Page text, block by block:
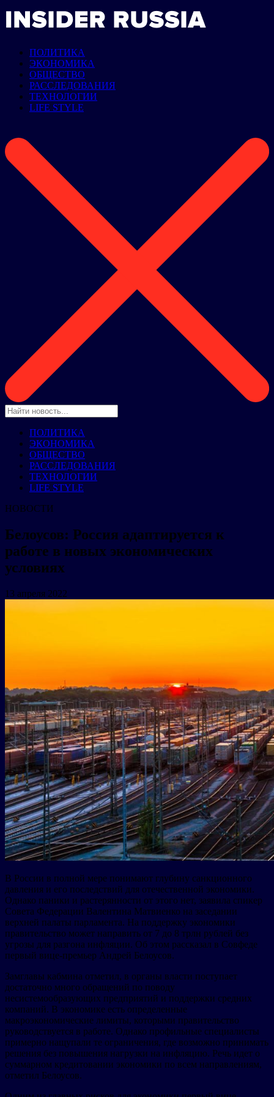
ПОЛИТИКА
ЭКОНОМИКА
ОБЩЕСТВО
РАССЛЕДОВАНИЯ
ТЕХНОЛОГИИ
LIFE STYLE
ПОЛИТИКА
ЭКОНОМИКА
ОБЩЕСТВО
РАССЛЕДОВАНИЯ
ТЕХНОЛОГИИ
LIFE STYLE
НОВОСТИ
Белоусов: Россия адаптируется к
работе в новых экономических
условиях
13 апреля 2022
В России в полной мере понимают глубину санкционного
давления и его последствий для отечественной экономики.
Однако паники и растерянности от этого нет, заявила спикер
Совета Федерации Валентина Матвиенко на заседании
верхней палаты парламента. На поддержку экономики
правительство может направить от 7 до 8 трлн рублей без
угрозы для разгона инфляции. Об этом рассказал в Совфеде
первый вице-премьер Андрей Белоусов.
Замглавы кабмина отметил, в органы власти поступает
достаточно много обращений по поводу
несистемообразующих предприятий и поддержки средних
компаний. В экономике есть определенные
макроэкономические лимиты, которыми правительство
руководствуется в работе. Однако профильные специалисты
примерно нащупали те ограничения, где возможно принимать
решения без повышения нагрузки на инфляцию. Речь идет о
суммарном кредитовании экономики по всем направлениям,
отметил Белоусов.